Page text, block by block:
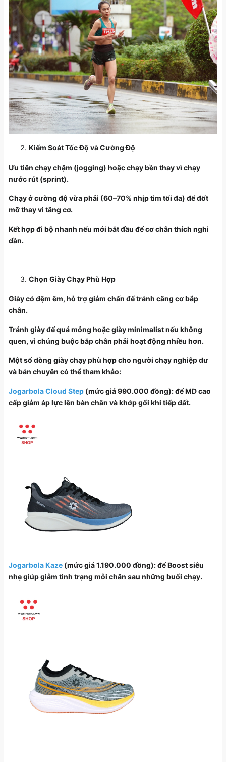
Kiểm Soát Tốc Độ và Cường Độ
Ưu tiên chạy chậm (jogging) hoặc chạy bền thay vì chạy
nước rút (sprint).
Chạy ở cường độ vừa phải (60–70% nhịp tim tối đa) để đốt
mỡ thay vì tăng cơ.
Kết hợp đi bộ nhanh nếu mới bắt đầu để cơ chân thích nghi
dần.
Chọn Giày Chạy Phù Hợp
Giày có đệm êm, hỗ trợ giảm chấn để tránh căng cơ bắp
chân.
Tránh giày đế quá mỏng hoặc giày minimalist nếu không
quen, vì chúng buộc bắp chân phải hoạt động nhiều hơn.
Một số dòng giày chạy phù hợp cho người chạy nghiệp dư
và bán chuyên có thể tham khảo:
Jogarbola Cloud Step (mức giá 990.000 đồng): đế MD cao
cấp giảm áp lực lên bàn chân và khớp gối khi tiếp đất.
Jogarbola Kaze (mức giá 1.190.000 đồng): đế Boost siêu
nhẹ giúp giảm tình trạng mỏi chân sau những buổi chạy.